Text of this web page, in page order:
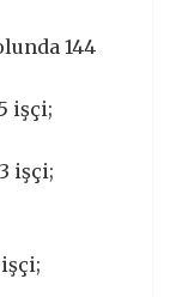
144
işçi;
işçi;